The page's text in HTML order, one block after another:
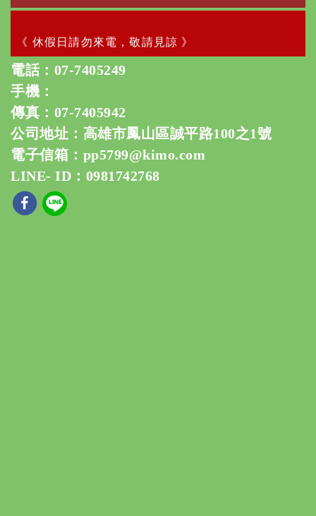
《 休假日請勿來電，敬請見諒 》
電話： 07-7405249
手機：
傳真：07-7405942
公司地址：高雄市鳳山區誠平路100之1號
電子信箱： pp5799@kimo.com
LINE- ID：0981742768